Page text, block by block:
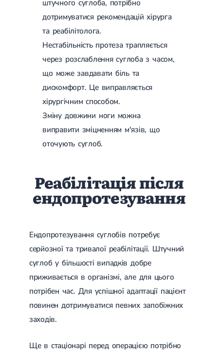
штучного суглоба, потрібно
дотримуватися рекомендацій хірурга
та реабілітолога.
Нестабільність протеза трапляється
через розслаблення суглоба з часом,
що може завдавати біль та
дискомфорт. Це виправляється
хірургічним способом.
Зміну довжини ноги можна
виправити зміцненням м'язів, що
оточують суглоб.
Реабілітація після
ендопротезування
Ендопротезування суглобів потребує
серйозної та тривалої реабілітації. Штучний
суглоб у більшості випадків добре
приживається в організмі, але для цього
потрібен час. Для успішної адаптації пацієнт
повинен дотримуватися певних запобіжних
заходів.
Ще в стаціонарі перед операцією потрібно